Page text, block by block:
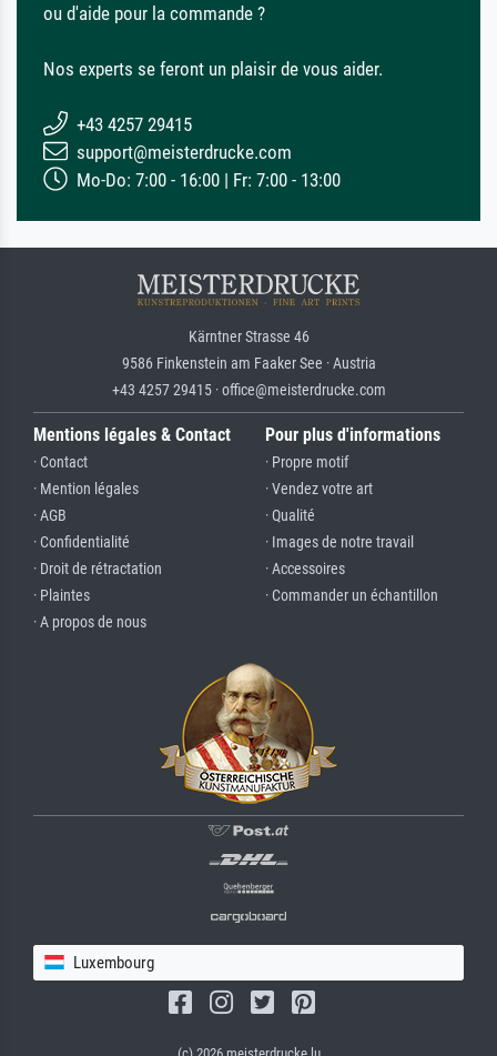
ou d'aide pour la commande ?
Nos experts se feront un plaisir de vous aider.
+43 4257 29415
support@meisterdrucke.com
Mo-Do: 7:00 - 16:00 | Fr: 7:00 - 13:00
Kärntner Strasse 46
9586 Finkenstein am Faaker See · Austria
+43 4257 29415 · office@meisterdrucke.com
Mentions légales & Contact
· Contact
· Mention légales
· AGB
· Confidentialité
· Droit de rétractation
· Plaintes
· A propos de nous
Pour plus d'informations
· Propre motif
· Vendez votre art
· Qualité
· Images de notre travail
· Accessoires
· Commander un échantillon
Luxembourg